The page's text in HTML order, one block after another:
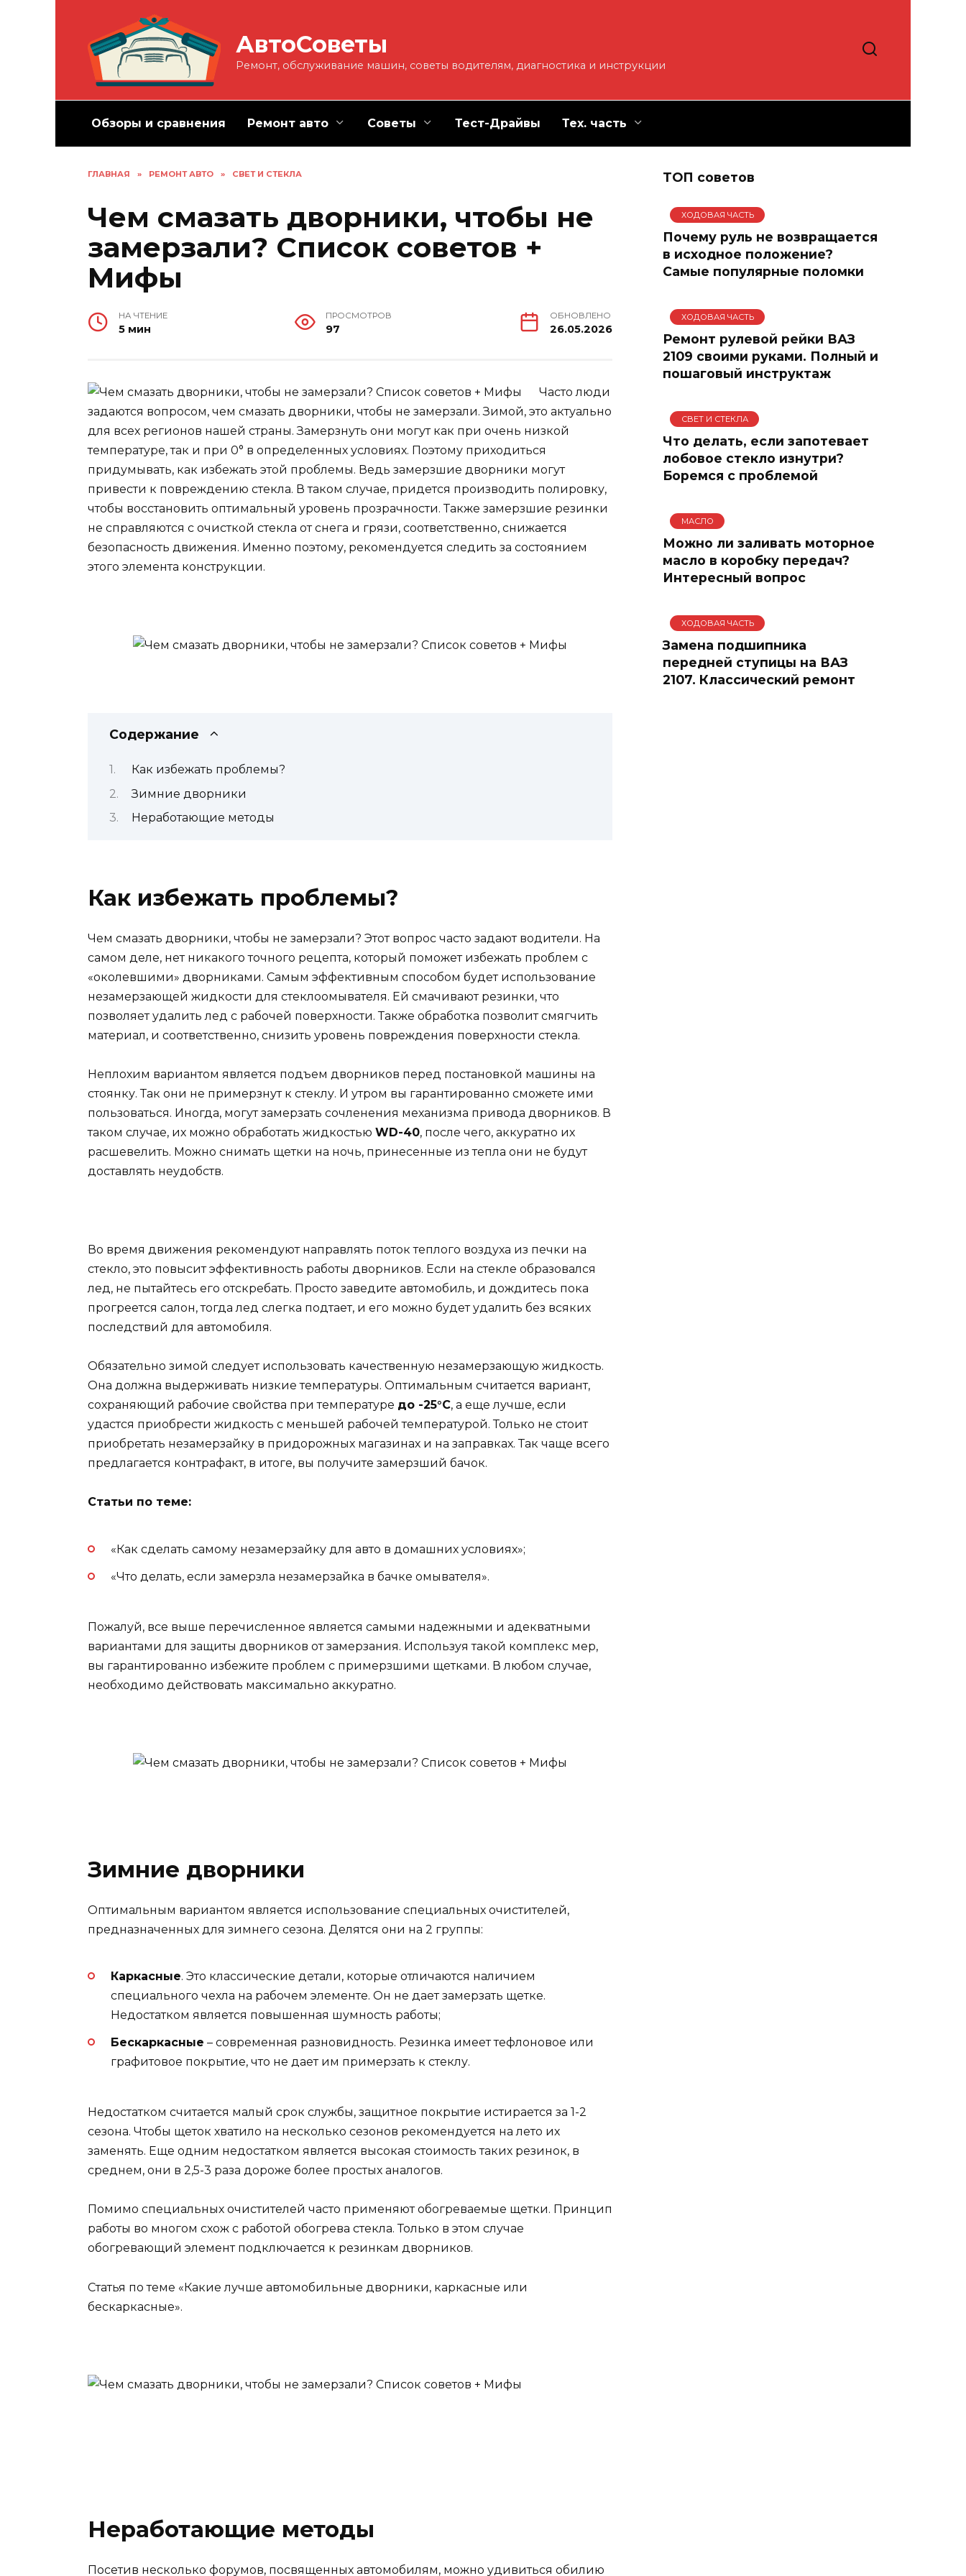
АвтоСоветы
Ремонт, обслуживание машин, советы водителям, диагностика и инструкции
Обзоры и сравнения Ремонт авто Советы Тест-Драйвы Тех. часть
ГЛАВНАЯ » РЕМОНТ АВТО » СВЕТ И СТЕКЛА
Чем смазать дворники, чтобы не
замерзали? Список советов +
Мифы
НА ЧТЕНИЕ
5 мин
ПРОСМОТРОВ
97
ОБНОВЛЕНО
26.05.2026
Часто люди
задаются вопросом, чем смазать дворники, чтобы не замерзали. Зимой, это актуально
для всех регионов нашей страны. Замерзнуть они могут как при очень низкой
температуре, так и при 0° в определенных условиях. Поэтому приходиться
придумывать, как избежать этой проблемы. Ведь замерзшие дворники могут
привести к повреждению стекла. В таком случае, придется производить полировку,
чтобы восстановить оптимальный уровень прозрачности. Также замерзшие резинки
не справляются с очисткой стекла от снега и грязи, соответственно, снижается
безопасность движения. Именно поэтому, рекомендуется следить за состоянием
этого элемента конструкции.
Содержание
Как избежать проблемы?
Зимние дворники
Неработающие методы
Как избежать проблемы?
Чем смазать дворники, чтобы не замерзали? Этот вопрос часто задают водители. На
самом деле, нет никакого точного рецепта, который поможет избежать проблем с
«околевшими» дворниками. Самым эффективным способом будет использование
незамерзающей жидкости для стеклоомывателя. Ей смачивают резинки, что
позволяет удалить лед с рабочей поверхности. Также обработка позволит смягчить
материал, и соответственно, снизить уровень повреждения поверхности стекла.
Неплохим вариантом является подъем дворников перед постановкой машины на
стоянку. Так они не примерзнут к стеклу. И утром вы гарантированно сможете ими
пользоваться. Иногда, могут замерзать сочленения механизма привода дворников. В
таком случае, их можно обработать жидкостью WD-40, после чего, аккуратно их
расшевелить. Можно снимать щетки на ночь, принесенные из тепла они не будут
доставлять неудобств.
Во время движения рекомендуют направлять поток теплого воздуха из печки на
стекло, это повысит эффективность работы дворников. Если на стекле образовался
лед, не пытайтесь его отскребать. Просто заведите автомобиль, и дождитесь пока
прогреется салон, тогда лед слегка подтает, и его можно будет удалить без всяких
последствий для автомобиля.
Обязательно зимой следует использовать качественную незамерзающую жидкость.
Она должна выдерживать низкие температуры. Оптимальным считается вариант,
сохраняющий рабочие свойства при температуре до -25°C, а еще лучше, если
удастся приобрести жидкость с меньшей рабочей температурой. Только не стоит
приобретать незамерзайку в придорожных магазинах и на заправках. Так чаще всего
предлагается контрафакт, в итоге, вы получите замерзший бачок.
Статьи по теме:
«Как сделать самому незамерзайку для авто в домашних условиях»;
«Что делать, если замерзла незамерзайка в бачке омывателя».
Пожалуй, все выше перечисленное является самыми надежными и адекватными
вариантами для защиты дворников от замерзания. Используя такой комплекс мер,
вы гарантированно избежите проблем с примерзшими щетками. В любом случае,
необходимо действовать максимально аккуратно.
Зимние дворники
Оптимальным вариантом является использование специальных очистителей,
предназначенных для зимнего сезона. Делятся они на 2 группы:
Каркасные. Это классические детали, которые отличаются наличием
специального чехла на рабочем элементе. Он не дает замерзать щетке.
Недостатком является повышенная шумность работы;
Бескаркасные – современная разновидность. Резинка имеет тефлоновое или
графитовое покрытие, что не дает им примерзать к стеклу.
Недостатком считается малый срок службы, защитное покрытие истирается за 1-2
сезона. Чтобы щеток хватило на несколько сезонов рекомендуется на лето их
заменять. Еще одним недостатком является высокая стоимость таких резинок, в
среднем, они в 2,5-3 раза дороже более простых аналогов.
Помимо специальных очистителей часто применяют обогреваемые щетки. Принцип
работы во многом схож с работой обогрева стекла. Только в этом случае
обогревающий элемент подключается к резинкам дворников.
Статья по теме «Какие лучше автомобильные дворники, каркасные или
бескаркасные».
Неработающие методы
Посетив несколько форумов, посвященных автомобилям, можно удивиться обилию
ТОП советов
ХОДОВАЯ ЧАСТЬ
Почему руль не возвращается
в исходное положение?
Самые популярные поломки
ХОДОВАЯ ЧАСТЬ
Ремонт рулевой рейки ВАЗ
2109 своими руками. Полный и
пошаговый инструктаж
СВЕТ И СТЕКЛА
Что делать, если запотевает
лобовое стекло изнутри?
Боремся с проблемой
МАСЛО
Можно ли заливать моторное
масло в коробку передач?
Интересный вопрос
ХОДОВАЯ ЧАСТЬ
Замена подшипника
передней ступицы на ВАЗ
2107. Классический ремонт